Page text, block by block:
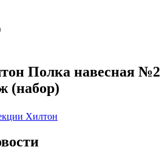
Полка навесная №2
(набор)
Хилтон